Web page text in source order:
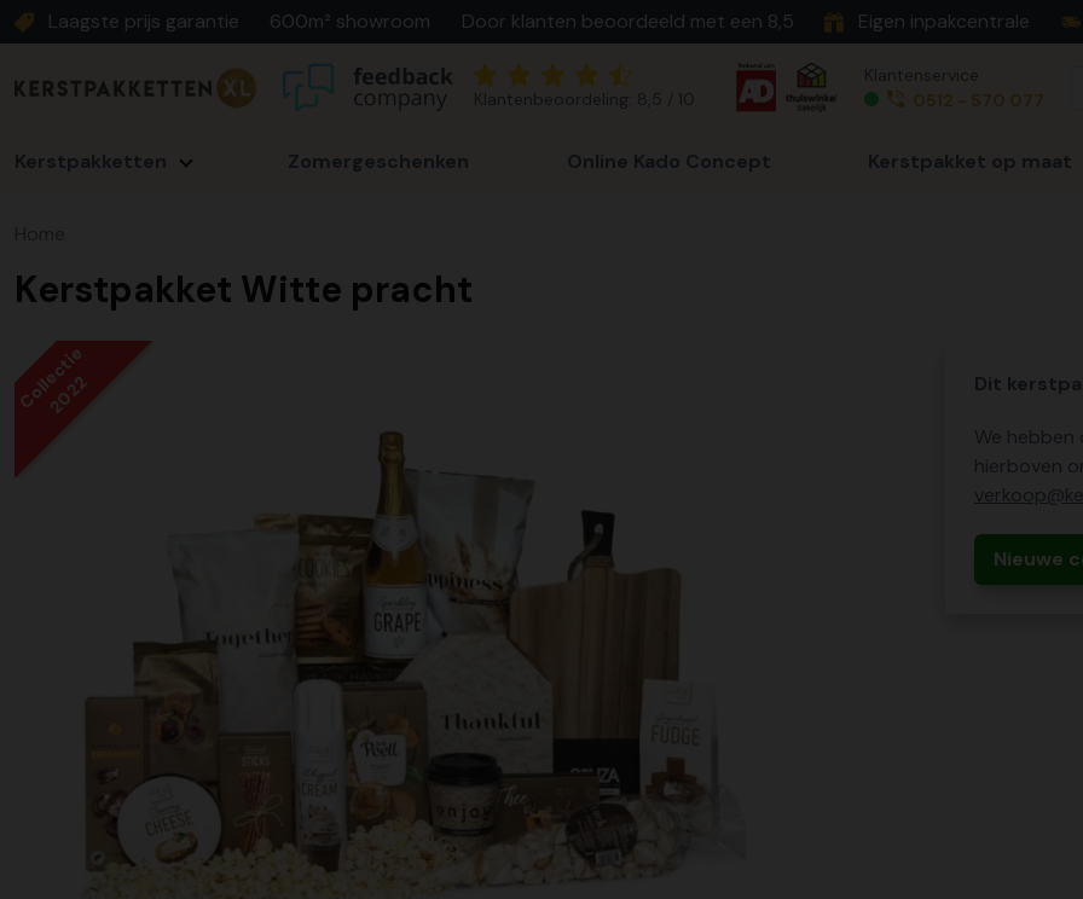
Laagste prijs garantie 600m² showroom Door klanten beoordeeld met een 8,5 Eigen inpakcentrale
Klantenbeoordeling: 8,5 / 10
Klantenservice
0512 - 570 077
Kerstpakketten Zomergeschenken Online Kado Concept Kerstpakket op maat
Kerstpakket Witte pracht
Collectie
2022 Dit
We
hierboven
Nieuwe